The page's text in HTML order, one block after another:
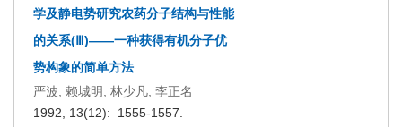
学及静电势研究农药分子结构与性能
的关系(Ⅲ)——一种获得有机分子优
势构象的简单方法
严波, 赖城明, 林少凡, 李正名
1992, 13(12): 1555-1557.